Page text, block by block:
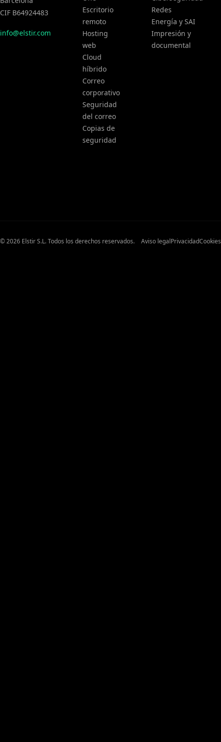
CIF B64924483
info@elstir.com
Escritorio
remoto
Hosting
web
Cloud
híbrido
Correo
corporativo
Seguridad
del correo
Copias de
seguridad
Redes
Energía y SAI
Impresión y
documental
© 2026 Elstir S.L. Todos los derechos reservados. Aviso legalPrivacidadCookies